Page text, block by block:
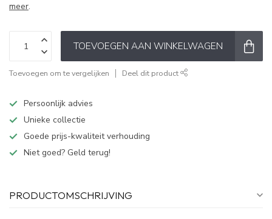
meer.
TOEVOEGEN AAN WINKELWAGEN
Toevoegen om te vergelijken Deel dit product
Persoonlijk advies
Unieke collectie
Goede prijs-kwaliteit verhouding
Niet goed? Geld terug!
PRODUCTOMSCHRIJVING